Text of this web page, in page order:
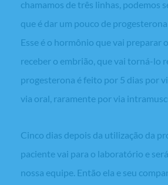
chamamos de três linhas, podemos
que é dar um pouco de
Esse é o hormônio que vai preparar
receber o embrião, que vai torná-lo
progesterona é feito por 5 dias por
via oral, raramente por via
Cinco dias depois da utilização da
paciente vai para o laboratório e
nossa equipe. Então ela e seu